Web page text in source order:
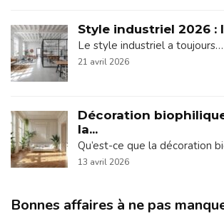
Style industriel 2026 :
Le style industriel a toujours…
21 avril 2026
Décoration
la...
Qu’est-ce que la décoration
13 avril 2026
Bonnes affaires à ne pas